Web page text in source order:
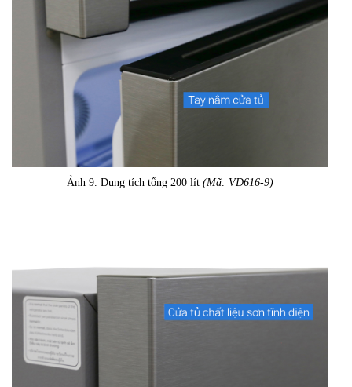
Ảnh 9. Dung tích tổng 200 lít (Mã: VD616-9)